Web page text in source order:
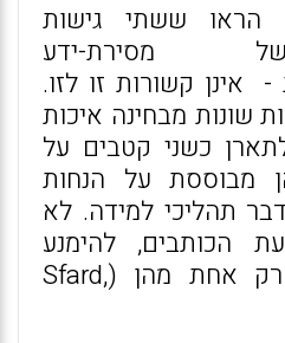
הראו ששתי גישות
מסירת-ידע
- אינן קשורות זו לזו.
שונות מבחינה איכות
כשני קטבים על
מבוססת על הנחות
תהליכי למידה. לא
הכותבים, להימנע
מלחקור אמפירית רק אחת מהן (Sfard,